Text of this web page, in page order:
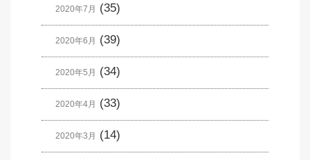
2020年7月 (35)
2020年6月 (39)
2020年5月 (34)
2020年4月 (33)
2020年3月 (14)